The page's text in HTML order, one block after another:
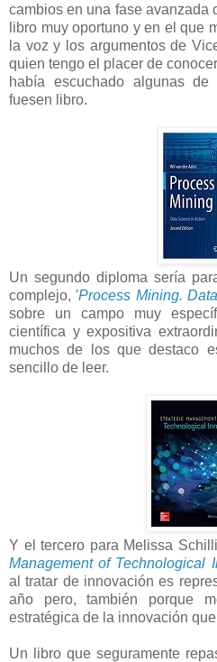
cambios en una fase avanzada
libro muy oportuno y en el que
la voz y los argumentos de
quien tengo el placer de
había escuchado algunas
fuesen libro.
Un segundo diploma sería
complejo, 'Process Mining.
sobre un campo muy
científica y expositiva
muchos de los que destaco
sencillo de leer.
Y el tercero para Melissa
Management of Technological
al tratar de innovación es
año pero, también porque
estratégica de la innovación
Un libro que seguramente